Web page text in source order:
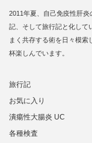
2011年夏、自己免疫性肝
記、そして旅行記と化して
まく共存する術を日々模
杯楽しんでいます。
旅行記
お気に入り
潰瘍性大腸炎 UC
各種検査